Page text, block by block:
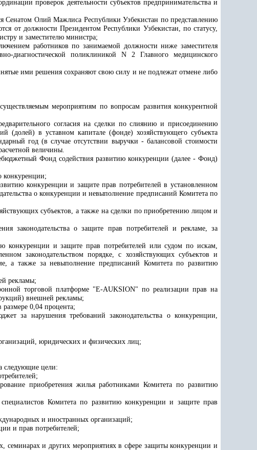
проверок деятельности субъектов предпринимательства и
Сенатом Олий Мажлиса Республики Узбекистан по представлению
от должности Президентом Республики Узбекистан, по статусу,
и заместителю министра;
работников по занимаемой должности ниже заместителя
диагностической поликлиникой N 2 Главного медицинского
ими решения сохраняют свою силу и не подлежат отмене либо
мероприятиям по вопросам развития конкурентной
согласия на сделки по слиянию и присоединению
в уставном капитале (фонде) хозяйствующего субъекта
год (в случае отсутствии выручки - балансовой стоимости
величины.
Фонд содействия развитию конкуренции (далее - Фонд)
конкуренции;
конкуренции и защите прав потребителей в установленном
о конкуренции и невыполнение предписаний Комитета по
субъектов, а также на сделки по приобретению лицом и
законодательства о защите прав потребителей и рекламе, за
конкуренции и защите прав потребителей или судом по искам,
законодательством порядке, с хозяйствующих субъектов и
а также за невыполнение предписаний Комитета по развитию
рекламы;
торговой платформе "E-AUKSION" по реализации прав на
внешней рекламы;
размере 0,04 процента;
за нарушения требований законодательства о конкуренции,
юридических и физических лиц;
следующие цели:
;
приобретения жилья работниками Комитета по развитию
Комитета по развитию конкуренции и защите прав
и иностранных организаций;
и прав потребителей;
семинарах и других мероприятиях в сфере защиты конкуренции и